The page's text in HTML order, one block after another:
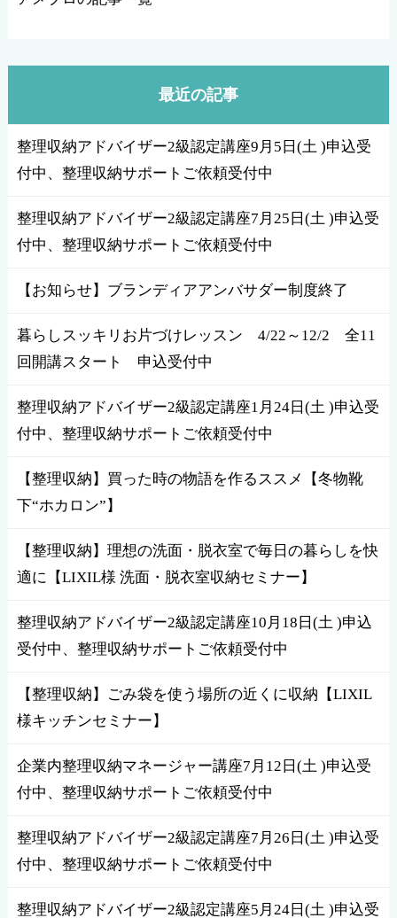
最近の記事
整理収納アドバイザー2級認定講座9月5日(土 )申込受
付中、整理収納サポートご依頼受付中
整理収納アドバイザー2級認定講座7月25日(土 )申込受
付中、整理収納サポートご依頼受付中
【お知らせ】ブランディアアンバサダー制度終了
暮らしスッキリお片づけレッスン 4/22～12/2 全11
回開講スタート 申込受付中
整理収納アドバイザー2級認定講座1月24日(土 )申込受
付中、整理収納サポートご依頼受付中
【整理収納】買った時の物語を作るススメ【冬物靴
下“ホカロン”】
【整理収納】理想の洗面・脱衣室で毎日の暮らしを快
適に【LIXIL様 洗面・脱衣室収納セミナー】
整理収納アドバイザー2級認定講座10月18日(土 )申込
受付中、整理収納サポートご依頼受付中
【整理収納】ごみ袋を使う場所の近くに収納【LIXIL
様キッチンセミナー】
企業内整理収納マネージャー講座7月12日(土 )申込受
付中、整理収納サポートご依頼受付中
整理収納アドバイザー2級認定講座7月26日(土 )申込受
付中、整理収納サポートご依頼受付中
整理収納アドバイザー2級認定講座5月24日(土 )申込受